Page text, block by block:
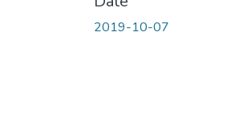
2019-10-07